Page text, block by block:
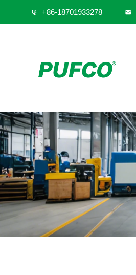
+86-18701933278